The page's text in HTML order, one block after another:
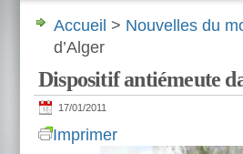
Accueil > Nouvelles du
d’Alger
Dispositif antiémeute
17/01/2011
Imprimer